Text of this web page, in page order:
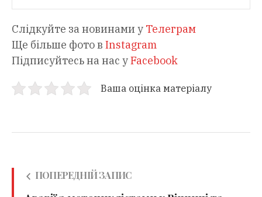
Слідкуйте за новинами у Телеграм
Ще більше фото в Instagram
Підписуйтесь на нас уFacebook
Ваша оцінка матеріалу
ПОПЕРЕДНІЙ ЗАПИС